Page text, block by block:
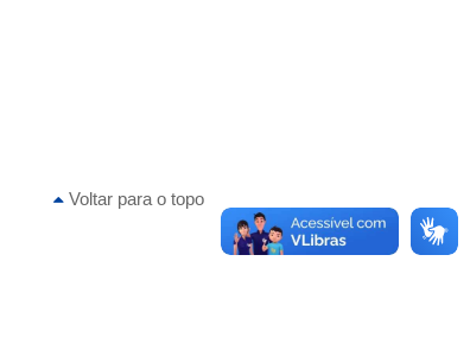
Voltar para o topo